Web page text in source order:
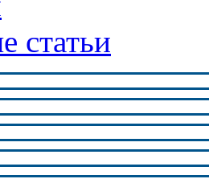
статьи